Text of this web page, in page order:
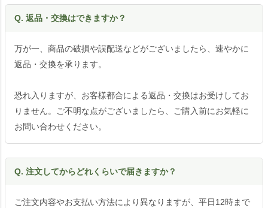
Q. 返品・交換はできますか？
万が一、商品の破損や誤配送などがございましたら、速やかに
返品・交換を承ります。
恐れ入りますが、お客様都合による返品・交換はお受けしてお
りません。ご不明な点がございましたら、ご購入前にお気軽に
お問い合わせください。
Q. 注文してからどれくらいで届きますか？
ご注文内容やお支払い方法により異なりますが、平日12時まで